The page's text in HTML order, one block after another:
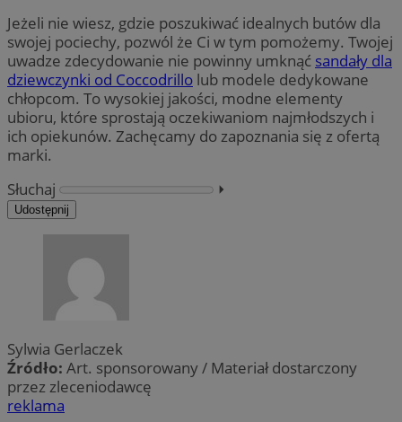
Jeżeli nie wiesz, gdzie poszukiwać idealnych butów dla
swojej pociechy, pozwól że Ci w tym pomożemy. Twojej
uwadze zdecydowanie nie powinny umknąć sandały dla
dziewczynki od Coccodrillo lub modele dedykowane
chłopcom. To wysokiej jakości, modne elementy
ubioru, które sprostają oczekiwaniom najmłodszych i
ich opiekunów. Zachęcamy do zapoznania się z ofertą
marki.
Słuchaj
⏵︎
Udostępnij
Sylwia Gerlaczek
Źródło: Art. sponsorowany / Materiał dostarczony
przez zleceniodawcę
reklama